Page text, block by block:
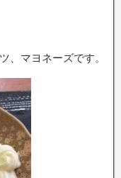
、マヨネーズです。